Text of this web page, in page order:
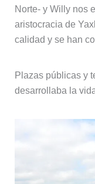
Norte- y Willy nos
aristocracia de
calidad y se han
Plazas públicas y
desarrollaba la